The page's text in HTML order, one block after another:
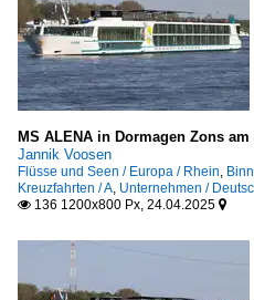
MS ALENA in Dormagen Zons am
Jannik Voosen
Flüsse und Seen / Europa / Rhein,
Kreuzfahrten / A, Unternehmen /
 136 1200x800 Px, 24.04.2025 